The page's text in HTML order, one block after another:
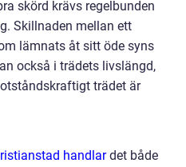
skörd krävs regelbunden
Skillnaden mellan ett
lämnats åt sitt öde syns
också i trädets livslängd,
trädet är
handlardet både